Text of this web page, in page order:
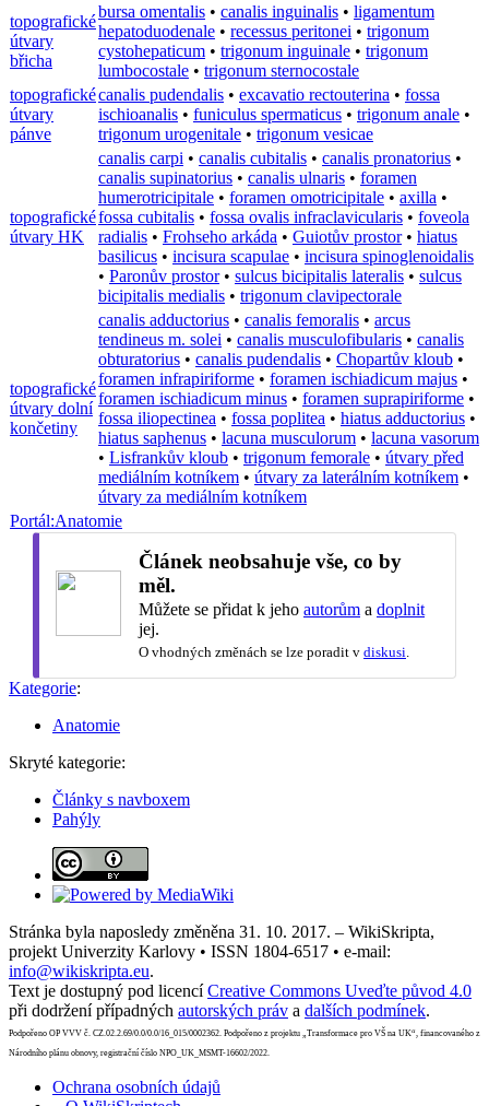
topografické
útvary
břicha
bursa omentalis • canalis inguinalis • ligamentum
hepatoduodenale • recessus peritonei • trigonum
cystohepaticum • trigonum inguinale • trigonum
lumbocostale • trigonum sternocostale
topografické
útvary
pánve
canalis pudendalis • excavatio rectouterina • fossa
ischioanalis • funiculus spermaticus • trigonum anale •
trigonum urogenitale • trigonum vesicae
topografické
útvary HK
canalis carpi • canalis cubitalis • canalis pronatorius •
canalis supinatorius • canalis ulnaris • foramen
humerotricipitale • foramen omotricipitale • axilla •
fossa cubitalis • fossa ovalis infraclavicularis • foveola
radialis • Frohseho arkáda • Guiotův prostor• hiatus
basilicus • incisura scapulae • incisura spinoglenoidalis
• Paronův prostor• sulcus bicipitalis lateralis • sulcus
bicipitalis medialis • trigonum clavipectorale
topografické
útvary dolní
končetiny
canalis adductorius • canalis femoralis • arcus
tendineus m. solei • canalis musculofibularis • canalis
obturatorius • canalis pudendalis • Chopartův kloub •
foramen infrapiriforme • foramen ischiadicum majus •
foramen ischiadicum minus • foramen suprapiriforme •
fossa iliopectinea • fossa poplitea • hiatus adductorius •
hiatus saphenus • lacuna musculorum • lacuna vasorum
• Lisfrankův kloub • trigonum femorale • útvary před
mediálním kotníkem • útvary za laterálním kotníkem •
útvary za mediálním kotníkem
Portál:Anatomie
Článek neobsahuje vše, co by
měl.
Můžete se přidat k jeho autorům a doplnit
jej.
O vhodných změnách se lze poradit v diskusi
Kategorie:
Anatomie
Skryté kategorie:
Články s navboxem
Pahýly
Stránka byla naposledy změněna 31. 10. 2017. – WikiSkripta,
projekt Univerzity Karlovy • ISSN 1804-6517 • e-mail:
info@wikiskripta.eu.
Text je dostupný pod licencíCreative Commons Uveďte původ 4.0
při dodržení případných autorských práv a dalších podmínek.
Podpořeno OP VVV č. CZ.02.2.69/0.0/0.0/16_015/0002362. Podpořeno z projektu „Transformace pro VŠ na UK“, financovaného z
Národního plánu obnovy, registrační číslo NPO_UK_MSMT-16602/2022.
Ochrana osobních údajů